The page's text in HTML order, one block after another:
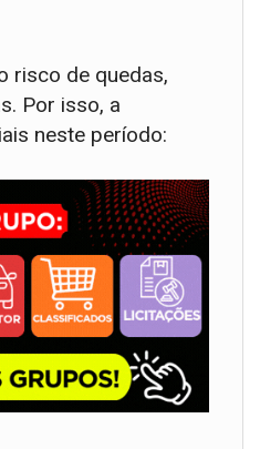
risco de quedas,
Por isso, a
neste período: